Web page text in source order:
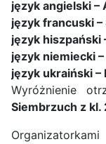
język angielski –
język francuski
język hiszpański
język niemiecki
język ukraiński –
Wyróżnienie
Siembrzuch z kl.